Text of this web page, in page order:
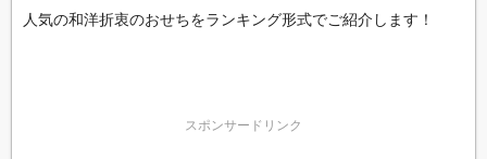
人気の和洋折衷のおせちをランキング形式でご紹介します！
スポンサードリンク